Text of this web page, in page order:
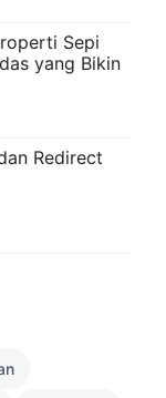
Sepi
yang Bikin
Redirect